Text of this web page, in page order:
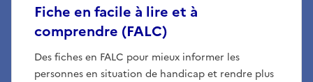
Fiche en facile à lire et à
comprendre (FALC)
Des fiches en FALC pour mieux informer les
personnes en situation de handicap et rendre plus